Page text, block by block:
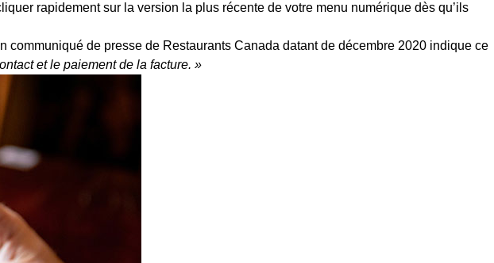
rapidement sur la version la plus récente de votre menu numérique dès qu’ils
communiqué de presse de Restaurants Canada datant de décembre 2020 indique ce
et le paiement de la facture. »